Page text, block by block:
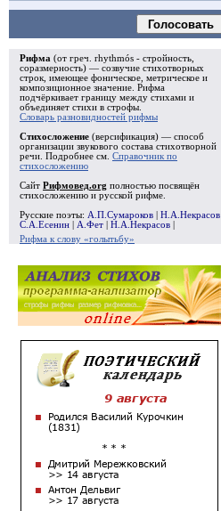
Голосовать
Рифма (от греч. rhythmós - стройность,
соразмерность) — созвучие стихотворных
строк, имеющее фоническое, метрическое и
композиционное значение. Рифма
подчёркивает границу между стихами и
объединяет стихи в строфы
Словарь разновидностей рифмы
Стихосложение (версификация) — способ
организации звукового состава стихотворной
речи. Подробнее см. Справочник по
стихосложению
Сайт Рифмовед.org полностью посвящён
стихосложению и русской рифме.
Русские поэты: А.П.Сумароков Н.А.Некрасов
С.А.Есенин
А.Фет Н.А.Некрасов
Рифма к слову «голытьбу»